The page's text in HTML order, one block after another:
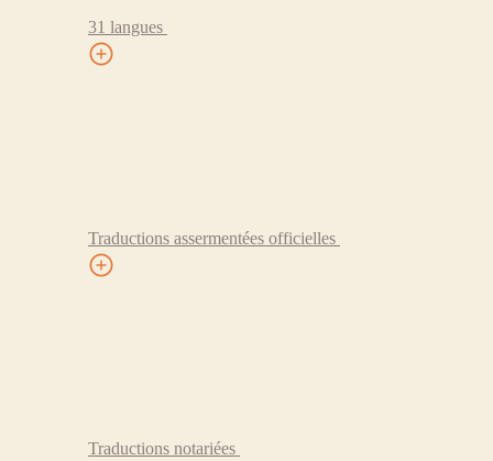
31 langues
Traductions assermentées officielles
Traductions notariées